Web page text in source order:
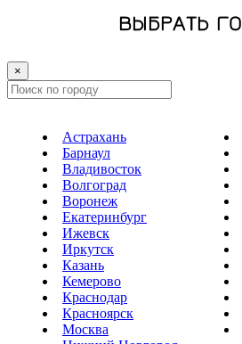
ВЫБРАТЬ
×
Астрахань
Барнаул
Владивосток
Волгоград
Воронеж
Екатеринбург
Ижевск
Иркутск
Казань
Кемерово
Краснодар
Красноярск
Москва